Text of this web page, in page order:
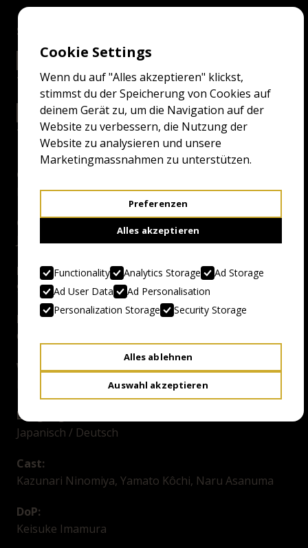
Screenings
21.4.26 14:00
25.4.26 14:00 ODEON
Genre:
Liminal Space Braintwister
Country, Year:
Japan, 2025
Duration:
95 Min.
Director:
Genki Kawamura
Writer:
Kotake Create, Kentaro Hirase, Genki Kawamura
Language / Subtitles:
Japanisch / Deutsch
Cast:
Kazunari Ninomiya, Yamato Kôchi, Naru Asanuma
DoP:
Keisuke Imamura
Cookie Settings
Wenn du auf "Alles akzeptieren" klickst,
stimmst du der Speicherung von Cookies auf
deinem Gerät zu, um die Navigation auf der
Website zu verbessern, die Nutzung der
Website zu analysieren und unsere
Marketingmassnahmen zu unterstützen.
Preferenzen
Alles akzeptieren
Functionality Analytics Storage
Ad Storage
Ad User Data
Ad Personalisation
Personalization Storage
Security Storage
Alles ablehnen
Auswahl akzeptieren